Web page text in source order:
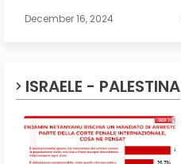
December 16, 2024
ISRAELE - PALESTINA